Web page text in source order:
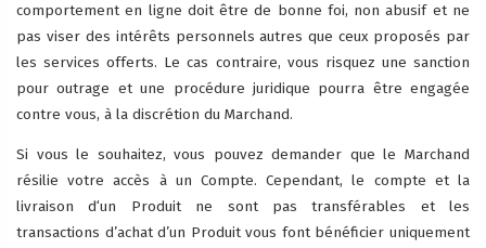
comportement en ligne doit être de bonne foi, non abusif et ne
pas viser des intérêts personnels autres que ceux proposés par
les services offerts. Le cas contraire, vous risquez une sanction
pour outrage et une procédure juridique pourra être engagée
contre vous, à la discrétion du Marchand.
Si vous le souhaitez, vous pouvez demander que le Marchand
résilie votre accès à un Compte. Cependant, le compte et la
livraison d‘un Produit ne sont pas transférables et les
transactions d’achat d’un Produit vous font bénéficier uniquement